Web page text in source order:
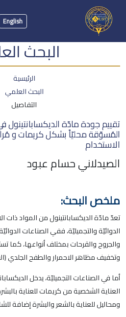
English
البحث
الرئيسية
البحث العلمي
التفاصيل
تقييم جودة مادّة الديكسابانتينول
المُسوّقة محليّاً بشكل كريمات و
الاستخدام
الصيدلاني حسام عبود
ملخص البحث:
تعدّ مادّة الديكسابانتينول من المواد ذات
الدوائيّة والتجميليّة، ففي الصناعات
والجروح والقرحات بمختلف أنواعها، كما
وتخفيف مظاهر الاحمرار والطفح الجلدي
أما في الصناعات التجميليّة، يدخل
العناية الشخصية من كريمات للعناية
ومحاليل للعناية بالشعر والبشرة إضافة